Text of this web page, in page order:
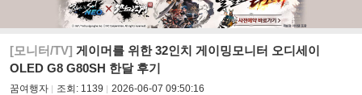
[모니터/TV] 게이머를 위한 32인치 게이밍모니터 오디세이
OLED G8 G80SH 한달 후기
꿈여행자 조회: 1139 2026-06-07 09:50:16